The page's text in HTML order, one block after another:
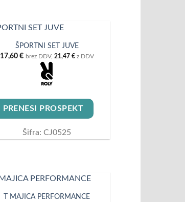
ŠPORTNI SET JUVE
17,60 € brez DDV, 21,47 €z DDV
PRENESI PROSPEKT
Šifra: CJ0525
T MAJICA PERFORMANCE